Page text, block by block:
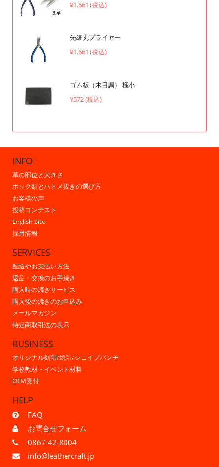
¥1,661 (税込)
先細丸プライヤー
¥1,661 (税込)
ゴム板（木目調） 極小
¥572 (税込)
INFO
革の部位と大きさ
ホック類とハトメ抜きの選び方
お客様の声
投稿コンテスト
English Site
採用情報
SERVICES
配送やお支払い方法
返品・交換のお手続き
購入時の漉きサービス
購入後の漉きのお申込み
メールマガジン
特定商取引法の表示
BUSINESS
オリジナル刻印/焼印/シェイプパンチ
学校教材・イベント材料
OEM受付
HELP
FAQ
お問合せフォーム
0867-42-8004
info@leathercraft.jp